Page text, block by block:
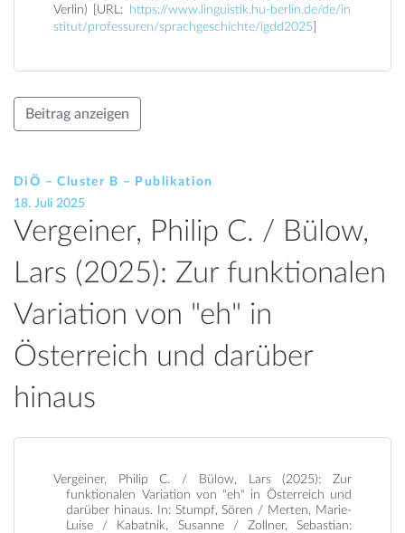
Verlin) [URL:
https://www.linguistik.hu-berlin.de/de/in
stitut/professuren/sprachgeschichte/igdd2025
Beitrag anzeigen
DiÖ – Cluster B – Publikation
18. Juli 2025
Vergeiner, Philip C. / Bülow,
Lars (2025): Zur funktionalen
Variation von "eh" in
Österreich und darüber
hinaus
Vergeiner, Philip C. / Bülow, Lars (2025): Zur
funktionalen Variation von "eh" in Österreich und
darüber hinaus. In: Stumpf, Sören / Merten, Marie-
Luise / Kabatnik, Susanne / Zollner, Sebastian: